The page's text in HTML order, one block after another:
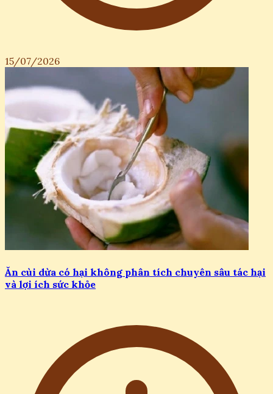
15/07/2026
Ăn cùi dừa có hại không phân tích chuyên sâu tác hại
và lợi ích sức khỏe